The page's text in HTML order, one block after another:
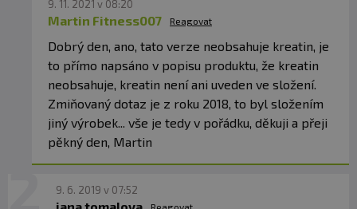
9. 11. 2021 v 08:20
Martin Fitness007 Reagovat
Dobrý den, ano, tato verze neobsahuje kreatin, je
to přímo napsáno v popisu produktu, že kreatin
neobsahuje, kreatin není ani uveden ve složení.
Zmiňovaný dotaz je z roku 2018, to byl složením
jiný výrobek... vše je tedy v pořádku, děkuji a přeji
pěkný den, Martin
9. 6. 2019 v 07:52
Reagovat